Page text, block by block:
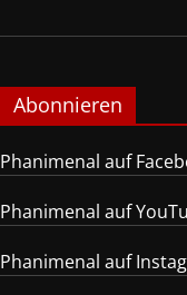
Abonnieren
Phanimenal auf
Phanimenal auf
Phanimenal auf